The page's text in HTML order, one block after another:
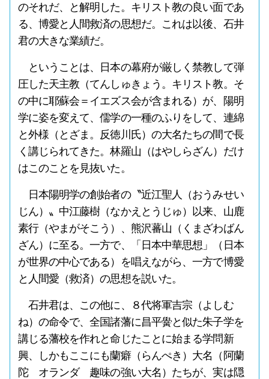
のそれだ、と解明した。キリスト教の良い面であ
る、博愛と人間救済の思想だ。これは以後、石井
君の大きな業績だ。
ということは、日本の幕府が厳しく禁教して弾
圧した天主教（てんしゅきょう。キリスト教。そ
の中に耶蘇会＝イエズス会が含まれる）が、陽明
学に姿を変えて、儒学の一種のふりをして、連綿
と外様（とざま。反徳川氏）の大名たちの間で長
く講じられてきた。林羅山（はやしらざん）だけ
はこのことを見抜いた。
日本陽明学の創始者の〝近江聖人（おうみせい
じん）〟中江藤樹（なかえとうじゅ）以来、山鹿
素行（やまがそこう）、熊沢蕃山（くまざわばん
ざん）に至る。一方で、「日本中華思想」（日本
が世界の中心である）を唱えながら、一方で博愛
と人間愛（救済）の思想を説いた。
石井君は、この他に、８代将軍吉宗（よしむ
ね）の命令で、全国諸藩に昌平黌と似た朱子学を
講じる藩校を作れと命じたことに始まる学問新
興、しかもここにも蘭癖（らんぺき）大名（阿蘭
陀 オランダ 趣味の強い大名）たちが、実は隠